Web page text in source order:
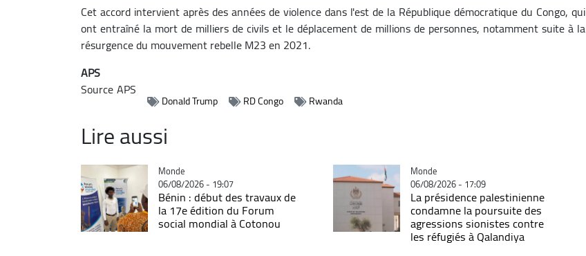
Cet accord intervient après des années de violence dans l'est de la République démocratique du Congo, qui
ont entraîné la mort de milliers de civils et le déplacement de millions de personnes, notamment suite à la
résurgence du mouvement rebelle M23 en 2021.
APS
SourceAPS
Donald Trump RD Congo Rwanda
Lire aussi
Catégorie
Monde
06/08/2026 - 19:07
Bénin : début des travaux de
la 17e édition du Forum
social mondial à Cotonou
Catégorie
Monde
06/08/2026 - 17:09
La présidence palestinienne
condamne la poursuite des
agressions sionistes contre
les réfugiés à Qalandiya